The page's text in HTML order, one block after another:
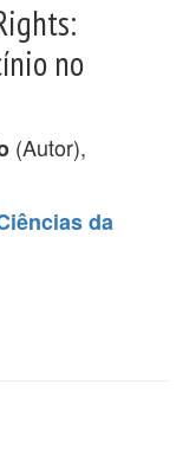
no
(Autor),
da